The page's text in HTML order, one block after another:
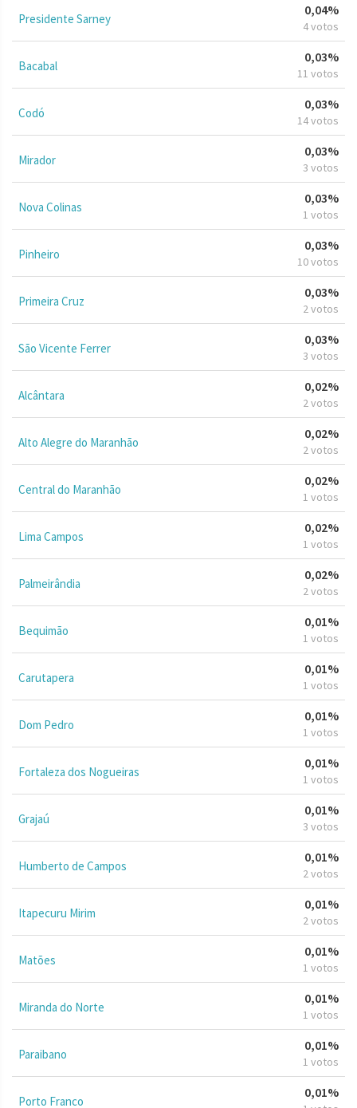
Presidente Sarney
0,04%
4 votos
Bacabal
0,03%
11 votos
Codó
0,03%
14 votos
Mirador
0,03%
3 votos
Nova Colinas
0,03%
1 votos
Pinheiro
0,03%
10 votos
Primeira Cruz
0,03%
2 votos
São Vicente Ferrer
0,03%
3 votos
Alcântara
0,02%
2 votos
Alto Alegre do Maranhão
0,02%
2 votos
Central do Maranhão
0,02%
1 votos
Lima Campos
0,02%
1 votos
Palmeirândia
0,02%
2 votos
Bequimão
0,01%
1 votos
Carutapera
0,01%
1 votos
Dom Pedro
0,01%
1 votos
Fortaleza dos Nogueiras
0,01%
1 votos
Grajaú
0,01%
3 votos
Humberto de Campos
0,01%
2 votos
Itapecuru Mirim
0,01%
2 votos
Matões
0,01%
1 votos
Miranda do Norte
0,01%
1 votos
Paraibano
0,01%
1 votos
Porto Franco
0,01%